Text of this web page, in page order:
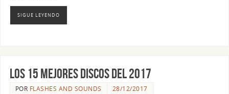
SIGUE LEYENDO
Los 15 mejores discos del 2017
POR FLASHES AND SOUNDS 28/12/2017